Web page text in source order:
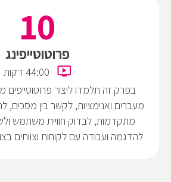
פרוטוטייפינג
בפרק זה תלמדו ליצור פרוטוטייפים
מעברים ואנימציות, לקשר בין מסכים,
מתקדמות, לבדוק חוויית משתמש
להדגמה ועבודה עם לקוחות וצוותים
44:00 דקות